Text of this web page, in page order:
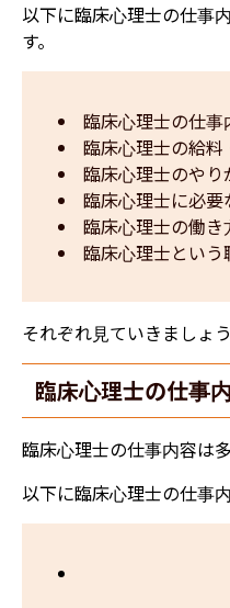
以下に臨床心理士の仕事
す。
臨床心理士の仕事
臨床心理士の給
臨床心理士のやり
臨床心理士に必
臨床心理士の働き
臨床心理士という
それぞれ見ていきましょう
臨床心理士の仕事
臨床心理士の仕事内容は
以下に臨床心理士の仕事